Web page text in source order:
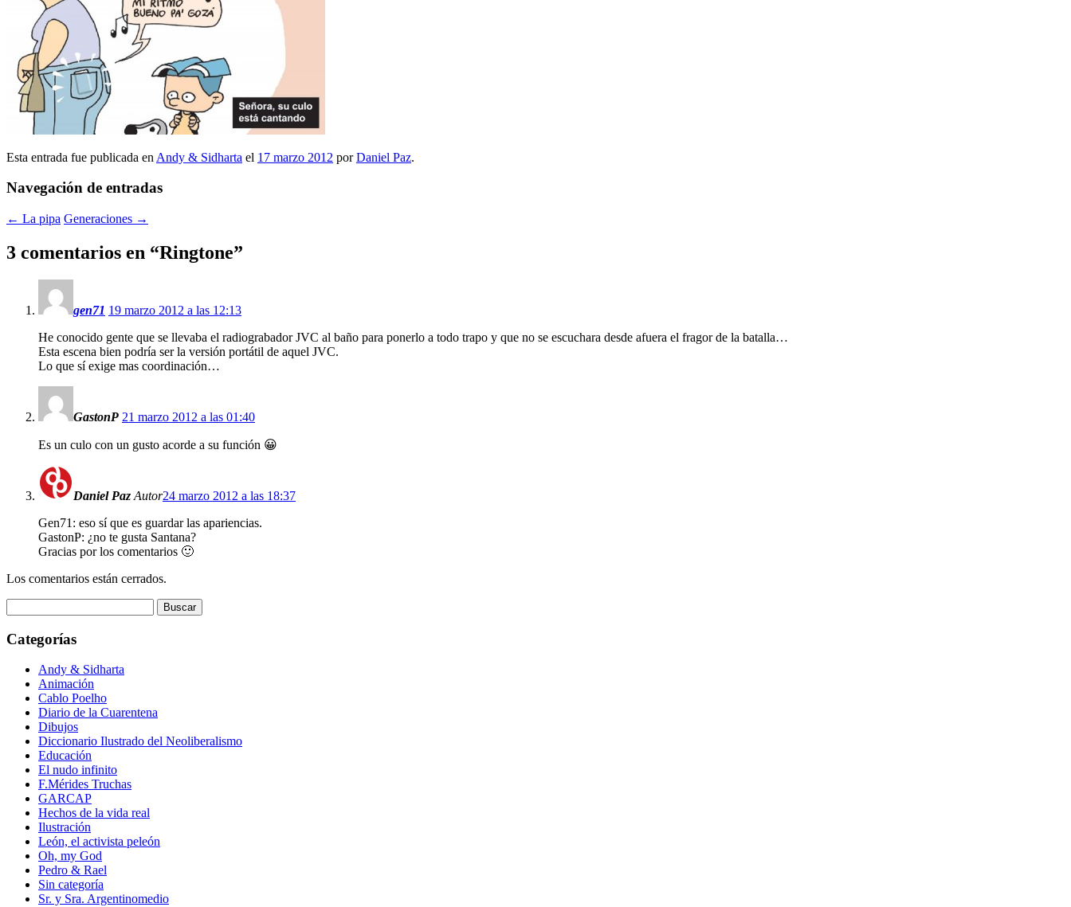
Esta entrada fue publicada en Andy & Sidharta el 17 marzo 2012 porDaniel Paz.
Navegación de entradas
← La pipa Generaciones →
3 comentarios en “Ringtone”
gen71 19 marzo 2012 a las 12:13
He conocido gente que se llevaba el radiograbador JVC al baño para ponerlo a todo trapo y que no se escuchara desde afuera el fragor de la batalla…
Esta escena bien podría ser la versión portátil de aquel JVC.
Lo que sí exige mas coordinación…
GastonP 21 marzo 2012 a las 01:40
Es un culo con un gusto acorde a su función 😀
Daniel Paz Autor24 marzo 2012 a las 18:37
Gen71: eso sí que es guardar las apariencias.
GastonP: ¿no te gusta Santana?
Gracias por los comentarios 🙂
Los comentarios están cerrados.
Categorías
Andy & Sidharta
Animación
Cablo Poelho
Diario de la Cuarentena
Dibujos
Diccionario Ilustrado del Neoliberalismo
Educación
El nudo infinito
F.Mérides Truchas
GARCAP
Hechos de la vida real
Ilustración
León, el activista peleón
Oh, my God
Pedro & Rael
Sin categoría
Sr. y Sra. Argentinomedio